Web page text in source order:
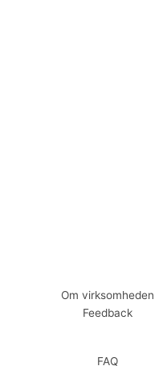
Om virksomheden
Feedback
FAQ